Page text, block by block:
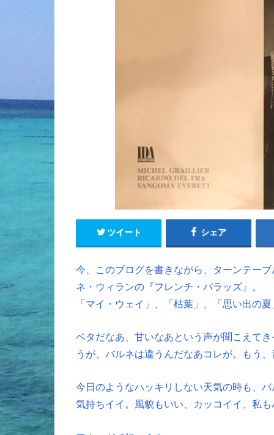
ツイート シェア
今、このブログを書きながら、ターンテー
ネ・ウィランの『フレンチ・バラッズ』。
「マイ・ウェイ」、「枯葉」、「思い出の
ベタだなあ、甘いなあという声が聞こえて
うが、バルネは違うんだなあコレが。もう
今日のようなハッキリしない天気の時も、
気持ちイイ。風貌もいい、カッコイイ、私